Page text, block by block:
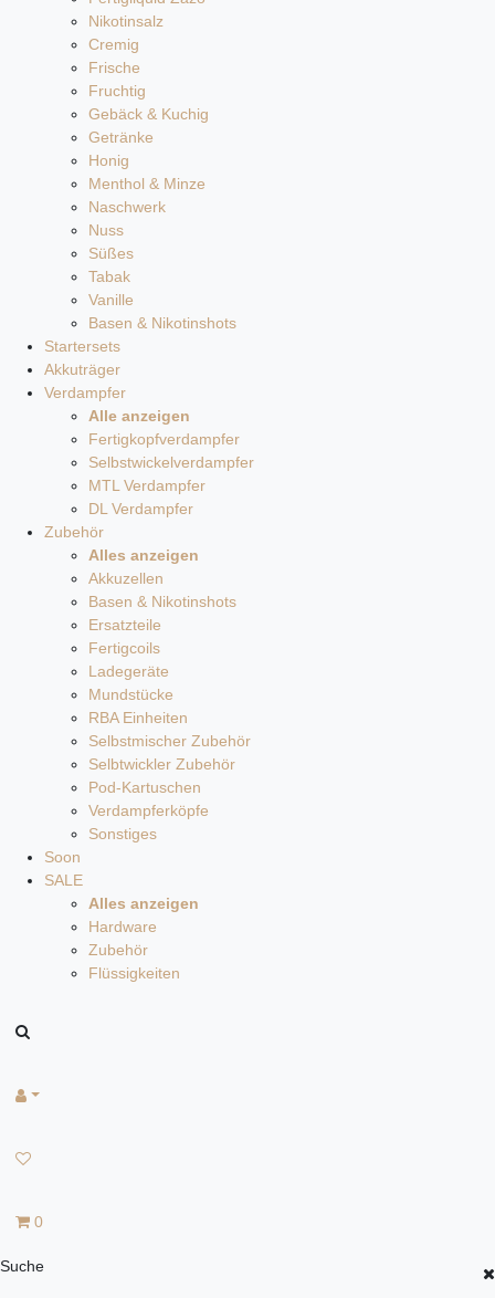
Nikotinsalz
Cremig
Frische
Fruchtig
Gebäck & Kuchig
Getränke
Honig
Menthol & Minze
Naschwerk
Nuss
Süßes
Tabak
Vanille
Basen & Nikotinshots
Startersets
Akkuträger
Verdampfer
Alle anzeigen
Fertigkopfverdampfer
Selbstwickelverdampfer
MTL Verdampfer
DL Verdampfer
Zubehör
Alles anzeigen
Akkuzellen
Basen & Nikotinshots
Ersatzteile
Fertigcoils
Ladegeräte
Mundstücke
RBA Einheiten
Selbstmischer Zubehör
Selbtwickler Zubehör
Pod-Kartuschen
Verdampferköpfe
Sonstiges
Soon
SALE
Alles anzeigen
Hardware
Zubehör
Flüssigkeiten
0
Suche